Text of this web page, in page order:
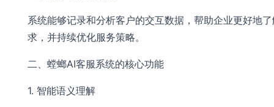
系统能够记录和分析客户的交互数据，帮助企业更好地
求，并持续优化服务策略。
二、螳螂AI客服系统的核心功能
1. 智能语义理解